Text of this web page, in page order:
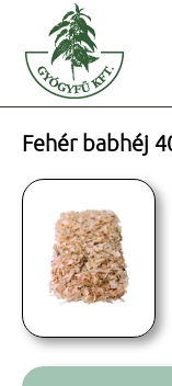
Fehér babhéj